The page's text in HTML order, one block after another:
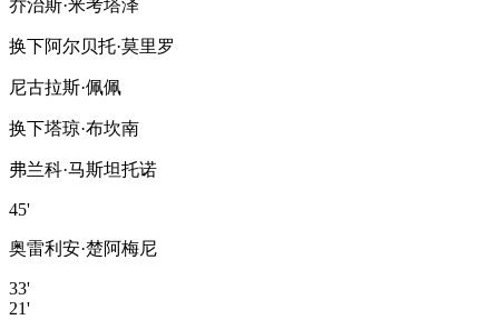
乔治斯·米考塔泽
换下 阿尔贝托·莫里罗
尼古拉斯·佩佩
换下塔琼·布坎南
弗兰科·马斯坦托诺
45'
奥雷利安·楚阿梅尼
33'
21'